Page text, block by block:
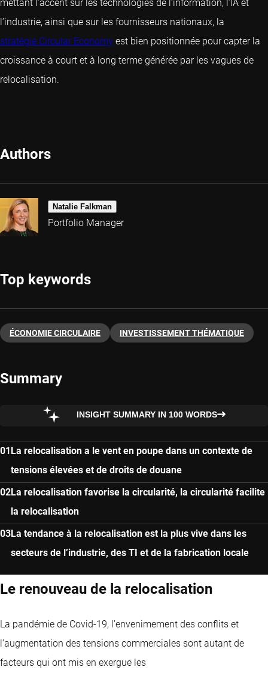
mettant l’accent sur les technologies de l’information, l’IA et
l’industrie, ainsi que sur les fournisseurs nationaux, la
stratégie Circular Economy est bien positionnée pour capter la
croissance à court et à long terme générée par les vagues de
relocalisation.
Authors
Natalie Falkman
Portfolio Manager
Top keywords
ÉCONOMIE CIRCULAIRE INVESTISSEMENT THÉMATIQUE
Summary
INSIGHT SUMMARY IN 100 WORDS
La relocalisation a le vent en poupe dans un contexte de
tensions élevées et de droits de douane
La relocalisation favorise la circularité, la circularité facilite
la relocalisation
La tendance à la relocalisation est la plus vive dans les
secteurs de l’industrie, des TI et de la fabrication locale
Le renouveau de la relocalisation
La pandémie de Covid-19, l’envenimement des conflits et
l’augmentation des tensions commerciales sont autant de
facteurs qui ont mis en exergue les